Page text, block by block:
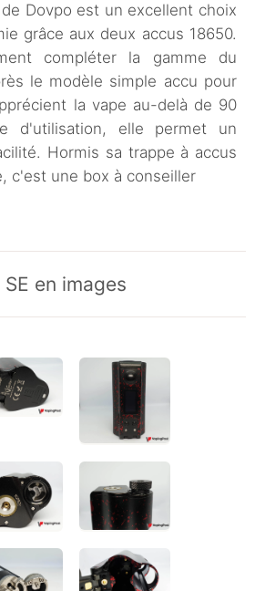
Dovpo est un excellent choix
grâce aux deux accus 18650.
compléter la gamme du
le modèle simple accu pour
la vape au-delà de 90
d'utilisation, elle permet un
Hormis sa trappe à accus
c'est une box à conseiller
en images